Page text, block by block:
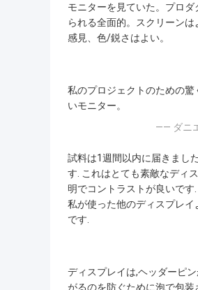
モニターを見ていた。プロダ
られる全面的。スクリーンは
感見、色/鋭さはよい。
私のプロジェクトのための驚
いモニター。
—— ダニ
試料は1週間以内に届きまし
す. これはとても素敵なディ
明でコントラストが良いです
私が使った他のディスプレイ
です.
ディスプレイは,ヘッダーピ
がるのを防ぐために泡で包装